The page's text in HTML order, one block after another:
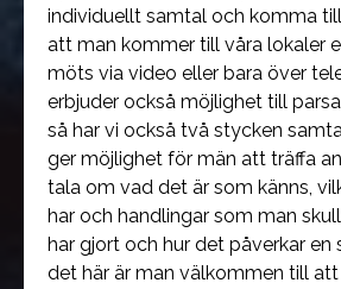
individuellt samtal och komma
att man kommer till våra lokaler
möts via video eller bara över
erbjuder också möjlighet till
så har vi också två stycken
ger möjlighet för män att träffa
tala om vad det är som känns,
har och handlingar som man
har gjort och hur det påverkar en
det här är man välkommen till